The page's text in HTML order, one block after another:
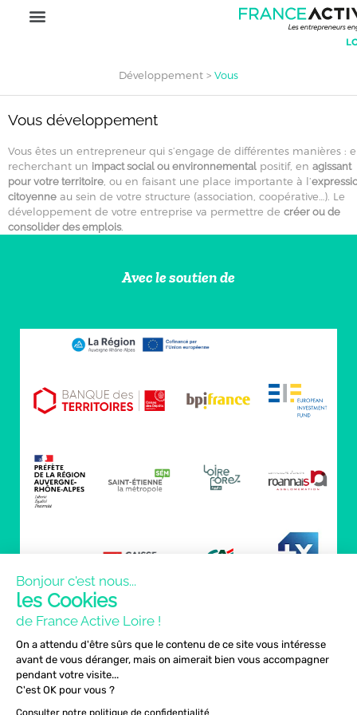
Développement > Vous
Vous développement
Vous êtes un entrepreneur qui s’engage de différentes manières :
recherchant un impact social ou environnemental positif, en agissant
pour votre territoire , ou en faisant une place importante à l’
citoyenne au sein de votre structure (association, coopérative…). Le
développement de votre entreprise va permettre de créer ou de
consolider des emplois.
Avec le soutien de
Bonjour c'est nous...
les Cookies
de France Active Loire !
On a attendu d'être sûrs que le contenu de ce site vous intéresse
avant de vous déranger, mais on aimerait bien vous accompagner
pendant votre visite...
C'est OK pour vous ?
Consulter notre politique de confidentialité